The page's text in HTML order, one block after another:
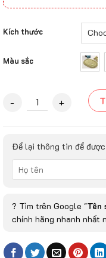
Kích thước
Màu sắc
Thảm chùi chân Bug
Để lại thông tin để
? Tìm trên Google "Tên
chính hãng nhanh nhất